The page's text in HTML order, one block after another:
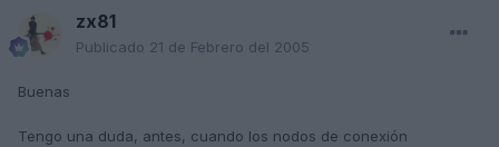
zx81
Publicado 21 de Febrero del 2005
Buenas
Tengo una duda, antes, cuando los nodos de conexión